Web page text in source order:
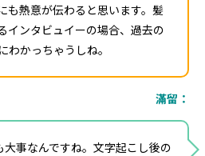
も熱意が伝わると思います。髪
インタビュイーの場合、過去の
わかっちゃうしね。
滿留：
事なんですね。文字起こし後の